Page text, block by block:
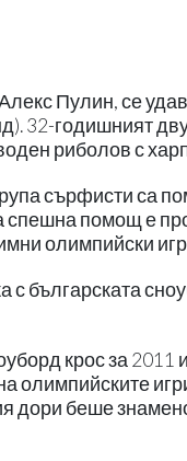
Пулин, се
32-годишният
риболов с
сърфисти са
спешна помощ е
олимпийски
българската
крос за 2011 и
олимпийските
дори беше